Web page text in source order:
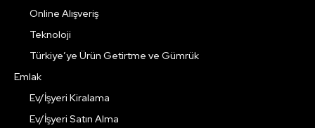
Online Alışveriş
Teknoloji
Türkiye’ye Ürün Getirtme ve Gümrük
Emlak
Ev/İşyeri Kiralama
Ev/İşyeri Satın Alma